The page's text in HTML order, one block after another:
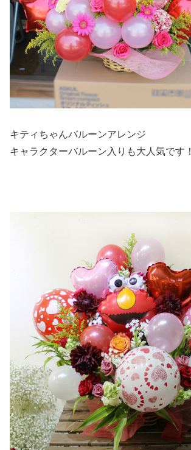
キティちゃんバルーンアレンジ
キャラクターバルーン入りも大人気です！